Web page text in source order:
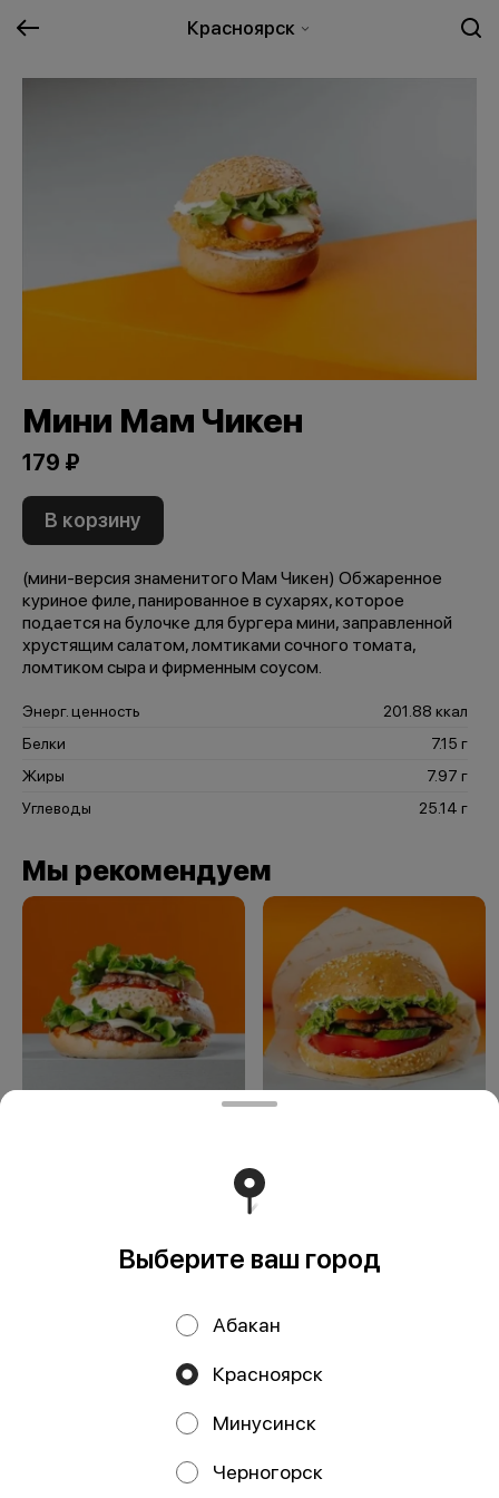
Красноярск
Мини Мам Чикен
179 ₽
В корзину
(мини-версия знаменитого Мам Чикен) Обжаренное
куриное филе, панированное в сухарях, которое
подается на булочке для бургера мини, заправленной
хрустящим салатом, ломтиками сочного томата,
ломтиком сыра и фирменным соусом.
Энерг. ценность
201.88 ккал
Белки
7.15 г
Жиры
7.97 г
Углеводы
25.14 г
Мы рекомендуем
Политика конфиденциальности
Выберите ваш город
Абакан
Красноярск
Минусинск
Черногорск